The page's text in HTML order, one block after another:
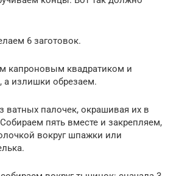
6 заготовок.
капроновым квадратиком и
а излишки обрезаем.
ватных палочек, окрашивая их в
пять вместе и закрепляем,
вокруг шпажки или